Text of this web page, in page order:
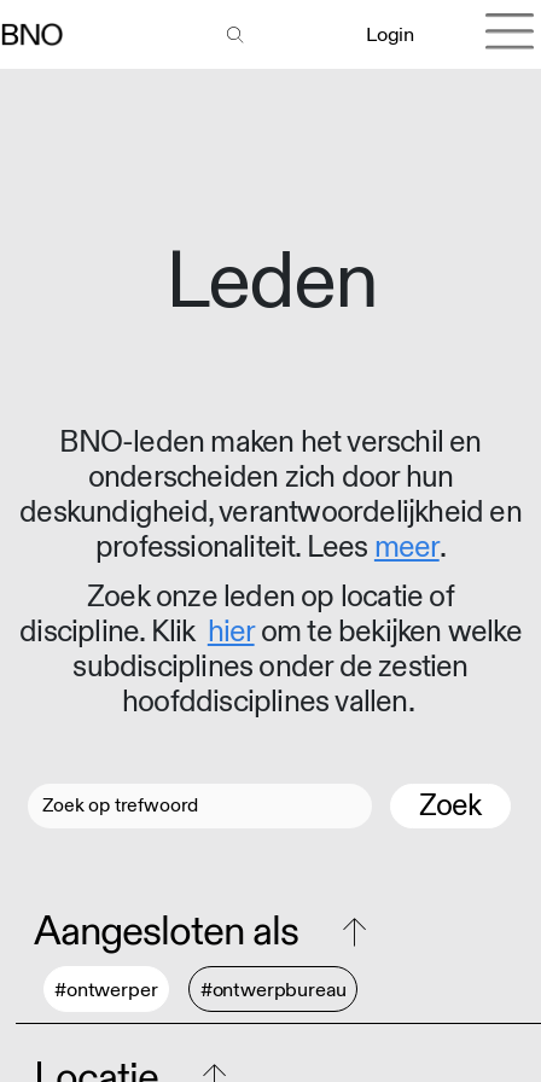
Login
Leden
BNO-leden maken het verschil en
onderscheiden zich door hun
deskundigheid, verantwoordelijkheid en
professionaliteit. Lees meer.
Zoek onze leden op locatie of
discipline. Klik hierom te bekijken welke
subdisciplines onder de zestien
hoofddisciplines vallen.
Zoek
Aangesloten als
#ontwerper #ontwerpbureau